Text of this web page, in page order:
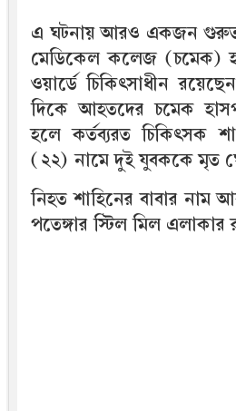
এ ঘটনায় আরও একজন গুরুতর
মেডিকেল কলেজ (চমেক)
ওয়ার্ডে চিকিৎসাধীন
দিকে আহতদের চমেক
হলে কর্তব্যরত চিকিৎসক
(২২) নামে দুই যুবককে মৃত
নিহত শাহিনের বাবার নাম
পতেঙ্গার স্টিল মিল এলাকার